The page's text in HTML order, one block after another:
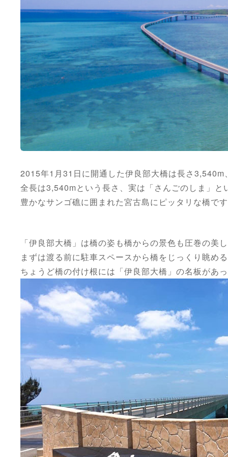
2015年1月31日に開通した伊良部大橋は長さ
全長は3,540mという長さ、実は「さんごのしま」
豊かなサンゴ礁に囲まれた宮古島にピッタリな橋で
「伊良部大橋」は橋の姿も橋からの景色も圧巻の美
まずは渡る前に駐車スペースから橋をじっくり眺め
ちょうど橋の付け根には「伊良部大橋」の名板があ